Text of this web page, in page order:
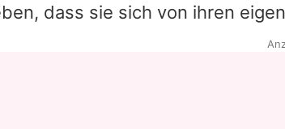
dass sie sich von ihren